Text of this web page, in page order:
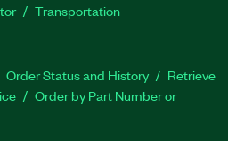
Transportation
Order Status and History
Retrieve
Order by Part Number or